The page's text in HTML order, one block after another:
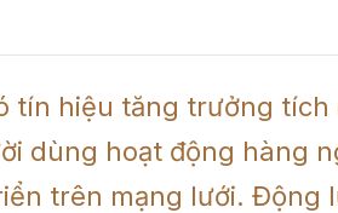
tín hiệu tăng trưởng tích
dùng hoạt động hàng
trên mạng lưới. Động